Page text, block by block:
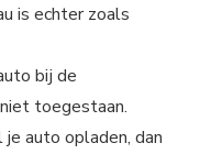
is echter zoals
bij de
toegestaan.
auto opladen, dan